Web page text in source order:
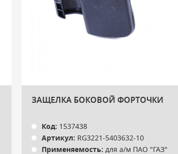
ЗАЩЕЛКА БОКОВОЙ ФОРТОЧКИ
Код: 1537438
Артикул: RG3221-5403632-10
Применяемость: для а/м ПАО "ГАЗ"